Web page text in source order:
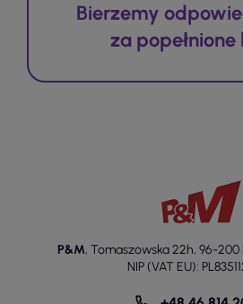
Bierzemy
za popełnione
P&M, Tomaszowska 22h, 96-200
NIP (VAT EU):